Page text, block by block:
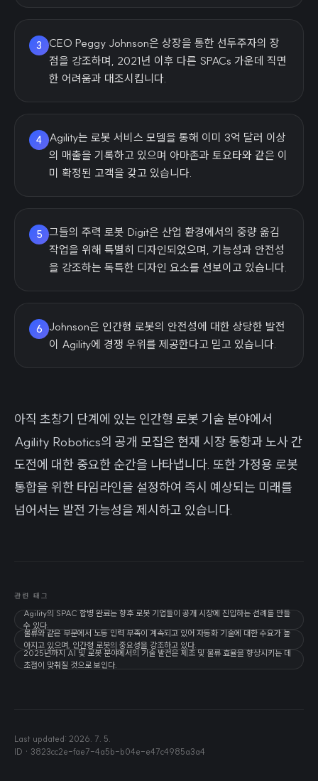
3
CEO Peggy Johnson은 상장을 통한 선두주자의 장
점을 강조하며, 2021년 이후 다른 SPACs 가운데 직면
한 어려움과 대조시킵니다.
4
Agility는 로봇 서비스 모델을 통해 이미 3억 달러 이상
의 매출을 기록하고 있으며 아마존과 토요타와 같은 이
미 확정된 고객을 갖고 있습니다.
5 그들의 주력 로봇 Digit은 산업 환경에서의 중량 옮김
작업을 위해 특별히 디자인되었으며, 기능성과 안전성
을 강조하는 독특한 디자인 요소를 선보이고 있습니다.
6
Johnson은 인간형 로봇의 안전성에 대한 상당한 발전
이 Agility에 경쟁 우위를 제공한다고 믿고 있습니다.
아직 초창기 단계에 있는 인간형 로봇 기술 분야에서
Agility Robotics의 공개 모집은 현재 시장 동향과 노사 간
도전에 대한 중요한 순간을 나타냅니다. 또한 가정용 로봇
통합을 위한 타임라인을 설정하여 즉시 예상되는 미래를
넘어서는 발전 가능성을 제시하고 있습니다.
관련 태그
Agility의 SPAC 합병 완료는 향후 로봇 기업들이 공개 시장에 진입하는 선례를 만들
수 있다.
물류와 같은 부문에서 노동 인력 부족이 계속되고 있어 자동화 기술에 대한 수요가 높
아지고 있으며, 인간형 로봇의 중요성을 강조하고 있다.
2025년까지 AI 및 로봇 분야에서의 기술 발전은 제조 및 물류 효율을 향상시키는 데
초점이 맞춰질 것으로 보인다.
Last updated: 2026. 7. 5.
ID · 3823cc2e-fae7-4a5b-b04e-e47c4985a3a4